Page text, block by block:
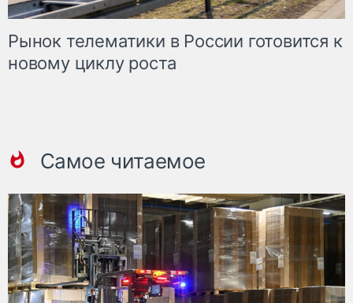
Рынок телематики в России готовится к
новому циклу роста
Самое читаемое